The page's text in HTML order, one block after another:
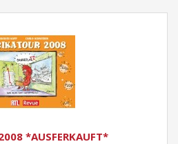
*AUSFERKAUFT*